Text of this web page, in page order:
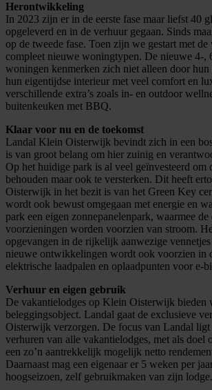
Herontwikkeling
In 2023 zijn er in de eerste fase maar liefst 40
opgeleverd en in de verhuur gegaan. Sinds
op de tweede fase. Toen zijn we gestart met
compleet nieuwe woningtypen. De nieuwe 4-,
woningen kenmerken zich niet alleen door
hun eigentijdse interieur met veel comfort en
verschillende extra’s zoals in- en outdoor
buitenkeuken met BBQ.
Klaar voor nu en de toekomst
Landal Klein Oisterwijk bevindt zich in een
is van groot belang om hier zuinig en
Op het huidige park is al veel geïnvesteerd om
behouden maar ook te versterken. Dit heeft
Oisterwijk in het bezit is van het Green Key
wordt ook bewust omgegaan met energie en
park een eigen zonnepanelenpark, waarmee de
voorzieningen worden voorzien van stroom.
opgevangen in de rijkelijk aanwezige
nieuwe ontwikkelingen wordt ook voorzien in
elektrische laadpalen en oplaadpunten voor e-
Verhuur en eigen gebruik
De vakantielodges op Klein Oisterwijk bieden
beleggingsobject. Landal gaat de exclusieve
Oisterwijk verzorgen. De focus van Landal ligt
verhuren van alle vakantielodges, met als doel
een zo’n aantrekkelijk mogelijk netto
Daarnaast mag een eigenaar er 5 weken per
hoogseizoen, zelf gebruikmaken van zijn lodge.